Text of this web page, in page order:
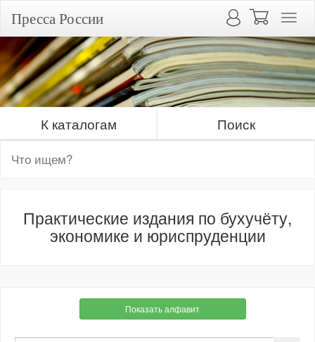
Пресса России
К каталогам Поиск
Практические издания по бухучёту,
экономике и юриспруденции
Показать алфавит